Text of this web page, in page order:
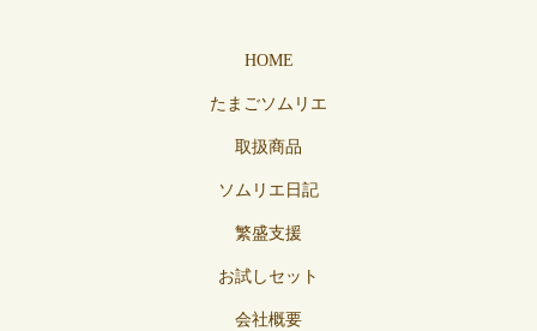
HOME
たまごソムリエ
取扱商品
ソムリエ日記
繁盛支援
お試しセット
会社概要